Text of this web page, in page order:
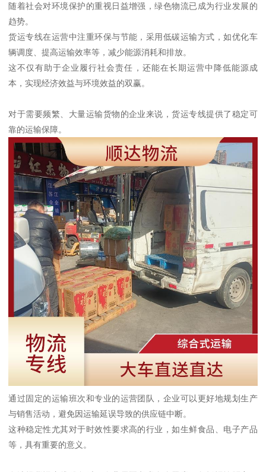
随着社会对环境保护的重视日益增强，绿色物流已成为行业发展的
趋势。
货运专线在运营中注重环保与节能，采用低碳运输方式，如优化车
辆调度、提高运输效率等，减少能源消耗和排放。
这不仅有助于企业履行社会责任，还能在长期运营中降低能源成
本，实现经济效益与环境效益的双赢。
对于需要频繁、大量运输货物的企业来说，货运专线提供了稳定可
靠的运输保障。
通过固定的运输班次和专业的运营团队，企业可以更好地规划生产
与销售活动，避免因运输延误导致的供应链中断。
这种稳定性尤其对于时效性要求高的行业，如生鲜食品、电子产品
等，具有重要的意义。